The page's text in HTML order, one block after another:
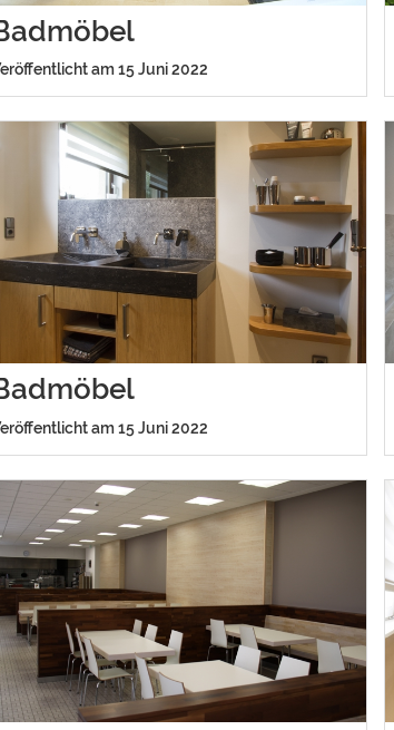
am 15 Juni 2022
am 15 Juni 2022